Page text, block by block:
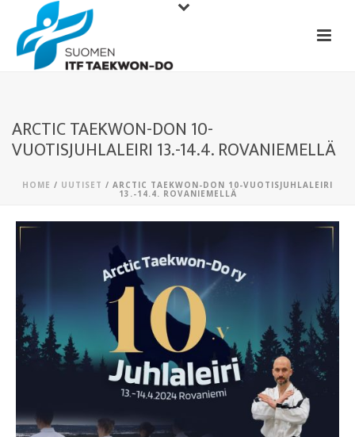
ARCTIC TAEKWON-DON 10-
VUOTISJUHLALEIRI 13.-14.4. ROVANIEMELLÄ
HOME / UUTISET / ARCTIC TAEKWON-DON 10-VUOTISJUHLALEIRI
13.-14.4. ROVANIEMELLÄ